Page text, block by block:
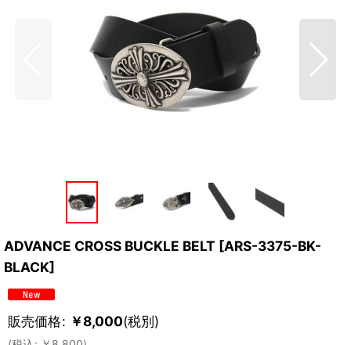
ADVANCE CROSS BUCKLE BELT [ARS-3375-BK-
BLACK]
販売価格: ￥8,000(税別)